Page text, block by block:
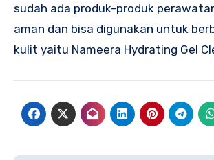
sudah ada produk-produk
aman dan bisa digunakan untuk
kulit yaitu Nameera Hydrating Gel